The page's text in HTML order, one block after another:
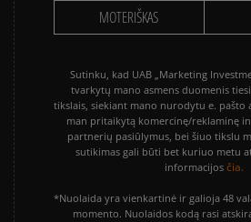
MOTERIŠKAS
Sutinku, kad UAB „Marketing
tvarkytų mano asmens duomenis
tikslais, siekiant mano nurodytu e. pašto
man pritaikytą komercinę/reklaminę
partnerių pasiūlymus, bei šiuo tikslu
sutikimas gali būti bet kuriuo metu
informacijos čia.
*Nuolaida yra vienkartinė ir galioja 48
momento. Nuolaidos kodą rasi